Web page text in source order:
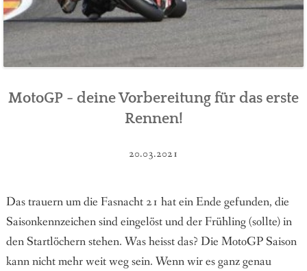
MotoGP - deine Vorbereitung für das erste
Rennen!
20.03.2021
Das trauern um die Fasnacht 21 hat ein Ende gefunden, die
Saisonkennzeichen sind eingelöst und der Frühling (sollte) in
den Startlöchern stehen. Was heisst das? Die MotoGP Saison
kann nicht mehr weit weg sein. Wenn wir es ganz genau